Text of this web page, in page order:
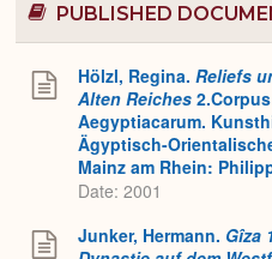
PUBLISHED
Hölzl, Regina. Reliefs
Alten Reiches
Aegyptiacarum.
Ägyptisch-
Mainz am Rhein:
Date: 2001
Junker, Hermann. Gîza